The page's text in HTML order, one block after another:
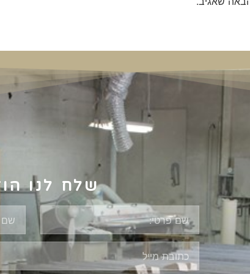
שלח לנו